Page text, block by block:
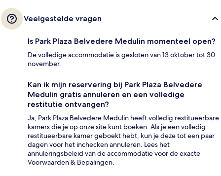
Veelgestelde vragen
Is Park Plaza Belvedere Medulin momenteel open?
De volledige accommodatie is gesloten van 13 oktober tot 30
november.
Kan ik mijn reservering bij Park Plaza Belvedere
Medulin gratis annuleren en een volledige
restitutie ontvangen?
Ja, Park Plaza Belvedere Medulin heeft volledig restitueerbare
kamers die je op onze site kunt boeken. Als je een volledig
restitueerbare kamer geboekt hebt, kun je deze tot een paar
dagen voor het inchecken annuleren. Lees het
annuleringsbeleid van de accommodatie voor de exacte
Voorwaarden & Bepalingen.